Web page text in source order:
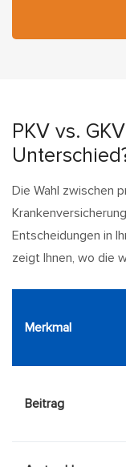
PKV vs.
Die Wahl zwischen
Entscheidungen in
zeigt Ihnen, wo die
Merkmal
Beitrag